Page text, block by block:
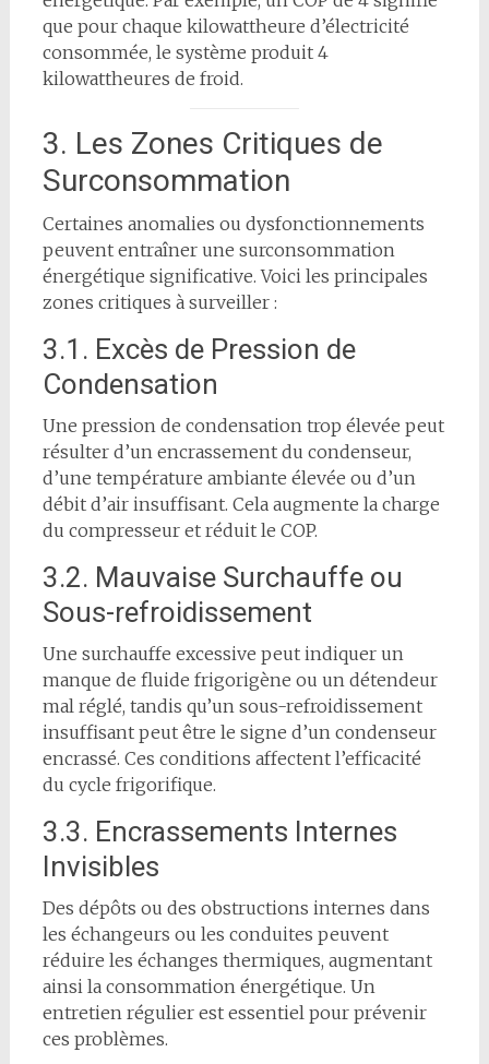
que pour chaque kilowattheure d’électricité
consommée, le système produit 4
kilowattheures de froid.
3. Les Zones Critiques de
Surconsommation
Certaines anomalies ou dysfonctionnements
peuvent entraîner une surconsommation
énergétique significative. Voici les principales
zones critiques à surveiller :
3.1. Excès de Pression de
Condensation
Une pression de condensation trop élevée peut
résulter d’un encrassement du condenseur,
d’une température ambiante élevée ou d’un
débit d’air insuffisant. Cela augmente la charge
du compresseur et réduit le COP.
3.2. Mauvaise Surchauffe ou
Sous-refroidissement
Une surchauffe excessive peut indiquer un
manque de fluide frigorigène ou un détendeur
mal réglé, tandis qu’un sous-refroidissement
insuffisant peut être le signe d’un condenseur
encrassé. Ces conditions affectent l’efficacité
du cycle frigorifique.
3.3. Encrassements Internes
Invisibles
Des dépôts ou des obstructions internes dans
les échangeurs ou les conduites peuvent
réduire les échanges thermiques, augmentant
ainsi la consommation énergétique. Un
entretien régulier est essentiel pour prévenir
ces problèmes.